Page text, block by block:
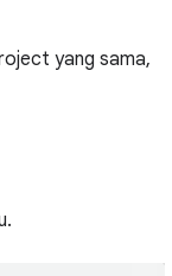
yang sama,